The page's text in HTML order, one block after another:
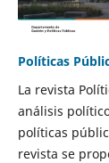
Políticas
La revista
análisis
políticas
revista se